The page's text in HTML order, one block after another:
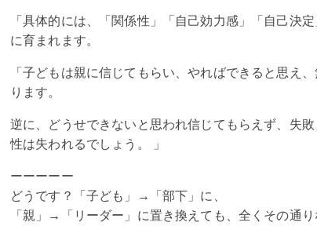
「具体的には、「関係性」「自己効力感」「自己決
に育まれます。
「子どもは親に信じてもらい、やればできると思え
ります。
逆に、どうせできないと思われ信じてもらえず、失
性は失われるでしょう。 」
ーーーーー
どうです？「子ども」→「部下」に、
「親」→「リーダー」に置き換えても、全くその通り